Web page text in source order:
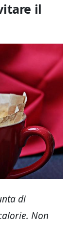
il
di
Non